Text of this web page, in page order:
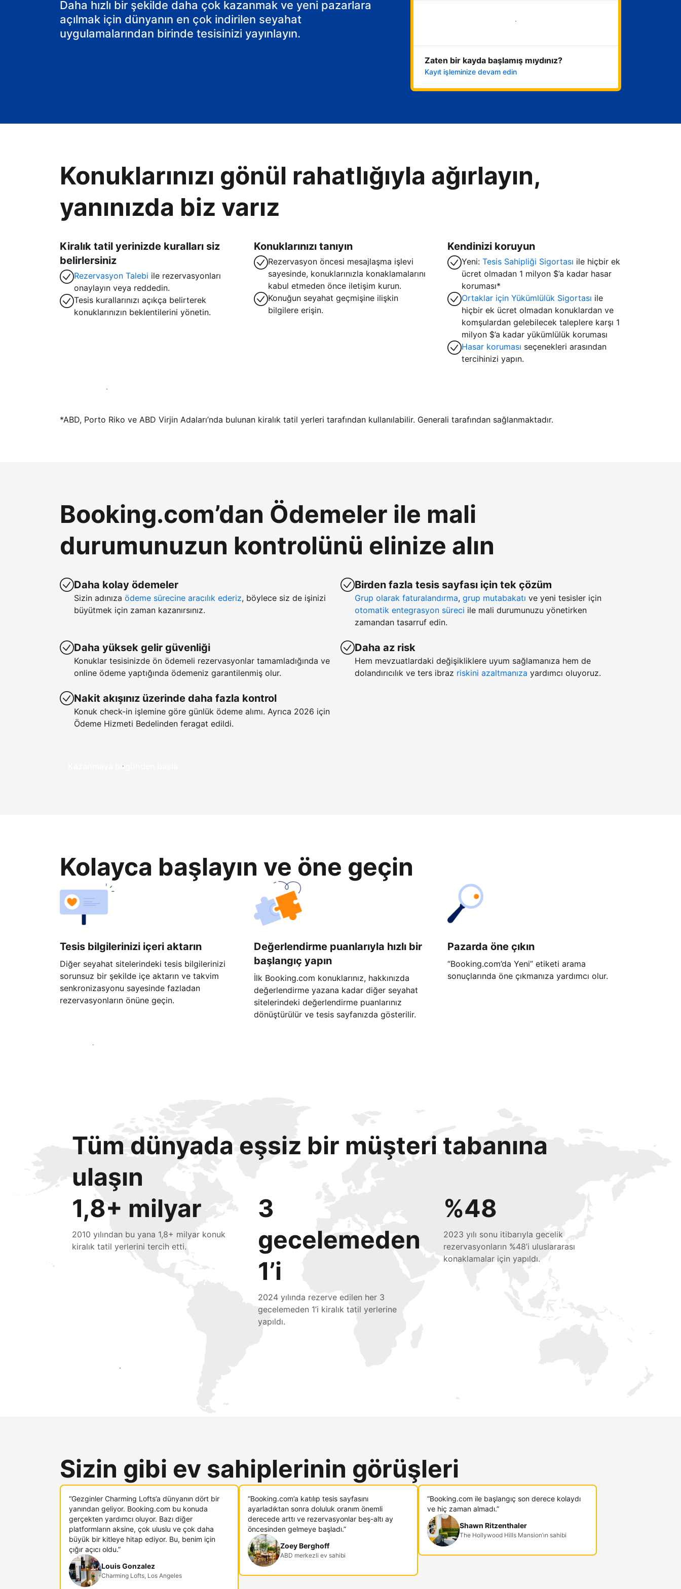
Daha hızlı bir şekilde daha çok kazanmak ve yeni pazarlara
açılmak için dünyanın en çok indirilen seyahat
uygulamalarından birinde tesisinizi yayınlayın.
Hemen başla
Zaten bir kayda başlamış mıydınız?
Kayıt işleminize devam edin
Konuklarınızı gönül rahatlığıyla ağırlayın,
yanınızda biz varız
Kiralık tatil yerinizde kuralları siz
belirlersiniz
Rezervasyon Talebi ile rezervasyonları
onaylayın veya reddedin.
Tesis kurallarınızı açıkça belirterek
konuklarınızın beklentilerini yönetin.
Konuklarınızı tanıyın
Rezervasyon öncesi mesajlaşma işlevi
sayesinde, konuklarınızla konaklamalarını
kabul etmeden önce iletişim kurun.
Konuğun seyahat geçmişine ilişkin
bilgilere erişin.
Kendinizi koruyun
Yeni:Tesis Sahipliği Sigortası ile hiçbir ek
ücret olmadan 1 milyon $’a kadar hasar
koruması*
Ortaklar için Yükümlülük Sigortası ile
hiçbir ek ücret olmadan konuklardan ve
komşulardan gelebilecek taleplere karşı 1
milyon $’a kadar yükümlülük koruması
Hasar koruması seçenekleri arasından
tercihinizi yapın.
Hemen tesis yayınla
*ABD, Porto Riko ve ABD Virjin Adaları’nda bulunan kiralık tatil yerleri tarafından kullanılabilir. Generali tarafından sağlanmaktadır.
Booking.com’dan Ödemeler ile mali
durumunuzun kontrolünü elinize alın
Daha kolay ödemeler
Sizin adınıza ödeme sürecine aracılık ederiz, böylece siz de işinizi
büyütmek için zaman kazanırsınız.
Daha yüksek gelir güvenliği
Konuklar tesisinizde ön ödemeli rezervasyonlar tamamladığında ve
online ödeme yaptığında ödemeniz garantilenmiş olur.
Nakit akışınız üzerinde daha fazla kontrol
Konuk check-in işlemine göre günlük ödeme alımı. Ayrıca 2026 için
Ödeme Hizmeti Bedelinden feragat edildi.
Birden fazla tesis sayfası için tek çözüm
Grup olarak faturalandırma, grup mutabakatı ve yeni tesisler için
otomatik entegrasyon süreci ile mali durumunuzu yönetirken
zamandan tasarruf edin.
Daha az risk
Hem mevzuatlardaki değişikliklere uyum sağlamanıza hem de
dolandırıcılık ve ters ibraz riskini azaltmanıza yardımcı oluyoruz.
Kazanmaya bugünden başla
Kolayca başlayın ve öne geçin
Tesis bilgilerinizi içeri aktarın
Diğer seyahat sitelerindeki tesis bilgilerinizi
sorunsuz bir şekilde içe aktarın ve takvim
senkronizasyonu sayesinde fazladan
rezervasyonların önüne geçin.
Değerlendirme puanlarıyla hızlı bir
başlangıç yapın
İlk Booking.com konuklarınız, hakkınızda
değerlendirme yazana kadar diğer seyahat
sitelerindeki değerlendirme puanlarınız
dönüştürülür ve tesis sayfanızda gösterilir.
Pazarda öne çıkın
“Booking.com’da Yeni” etiketi arama
sonuçlarında öne çıkmanıza yardımcı olur.
Hemen başla
Tüm dünyada eşsiz bir müşteri tabanına
ulaşın
1,8+ milyar
2010 yılından bu yana 1,8+ milyar konuk
kiralık tatil yerlerini tercih etti.
3
gecelemeden
1’i
2024 yılında rezerve edilen her 3
gecelemeden 1’i kiralık tatil yerlerine
yapıldı.
%48
2023 yılı sonu itibarıyla gecelik
rezervasyonların %48’i uluslararası
konaklamalar için yapıldı.
Hemen yeni konuklara ulaş
Sizin gibi ev sahiplerinin görüşleri
“Gezginler Charming Lofts’a dünyanın dört bir
yanından geliyor. Booking.com bu konuda
gerçekten yardımcı oluyor. Bazı diğer
platformların aksine, çok uluslu ve çok daha
büyük bir kitleye hitap ediyor. Bu, benim için
çığır açıcı oldu.”
Louis Gonzalez
Charming Lofts, Los Angeles
“Booking.com’a katılıp tesis sayfasını
ayarladıktan sonra doluluk oranım önemli
derecede arttı ve rezervasyonlar beş-altı ay
öncesinden gelmeye başladı.”
Zoey Berghoff
ABD merkezli ev sahibi
“Booking.com ile başlangıç son derece kolaydı
ve hiç zaman almadı.”
Shawn Ritzenthaler
The Hollywood Hills Mansion’ın sahibi